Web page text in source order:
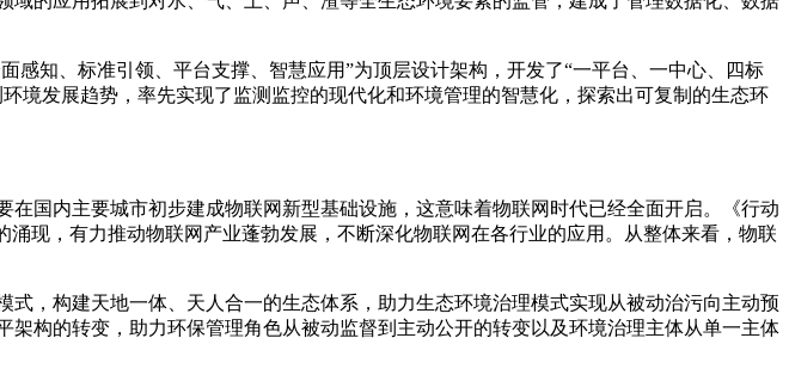
知、标准引领、平台支撑、智慧应用”为顶层设计架构，开发了“一平台、一中心、四标
境发展趋势，率先实现了监测监控的现代化和环境管理的智慧化，探索出可复制的生态环
内主要城市初步建成物联网新型基础设施，这意味着物联网时代已经全面开启。《行动
现，有力推动物联网产业蓬勃发展，不断深化物联网在各行业的应用。从整体来看，物联
构建天地一体、天人合一的生态体系，助力生态环境治理模式实现从被动治污向主动预
构的转变，助力环保管理角色从被动监督到主动公开的转变以及环境治理主体从单一主体